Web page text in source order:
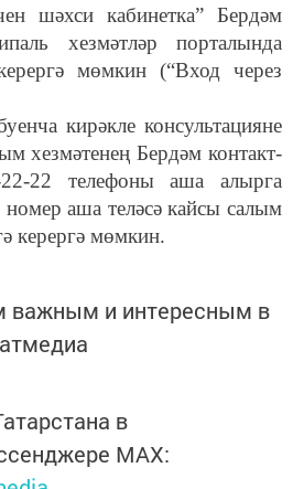
шәхси кабинетка” Бердәм
хезмәтләр порталында
мөмкин (“Вход через
кирәкле консультацияне
хезмәтенең Бердәм контакт-
22-22 телефоны аша алырга
аша теләсә кайсы салым
керергә мөмкин.
важным и интересным в
в
MАХ: